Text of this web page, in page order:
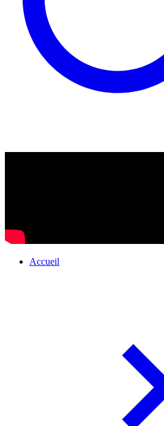
Accueil